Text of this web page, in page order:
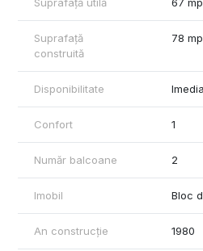
Suprafață
construită
78 mp
Disponibilitate
Confort 1
Număr balcoane 2
Imobil Bloc
An construcție 1980